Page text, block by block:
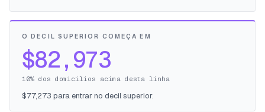
O DECIL SUPERIOR COMEÇA EM
$82,973
10% dos domicílios acima desta linha
$77,273 para entrar no decil superior.